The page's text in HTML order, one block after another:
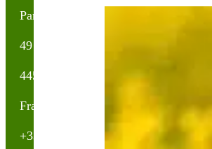
Partner & Co SAS
49 avenue du Général de Gaulle
44500 La Baule Escoublac
France
+33(0)2 40 23 63 24